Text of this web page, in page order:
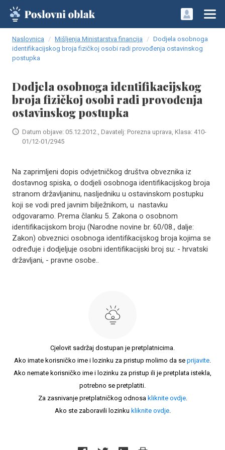
Naslovnica Mišljenja Ministarstva financija
Dodjela osobnoga
identifikacijskog broja fizičkoj osobi radi provođenja ostavinskog
postupka
Dodjela osobnoga identifikacijskog
broja fizičkoj osobi radi provođenja
ostavinskog postupka
Datum objave: 05.12.2012., Davatelj: Porezna uprava, Klasa: 410-
01/12-01/2945
​Na zaprimljeni dopis odvjetničkog društva obveznika iz
dostavnog spiska, o dodjeli osobnoga identifikacijskog broja
stranom državljaninu, nasljedniku u ostavinskom postupku
koji se vodi pred javnim bilježnikom, u nastavku
odgovaramo. Prema članku 5. Zakona o osobnom
identifikacijskom broju (Narodne novine br. 60/08., dalje:
Zakon) obveznici osobnoga identifikacijskog broja kojima se
određuje i dodjeljuje osobni identifikacijski broj su: - hrvatski
državljani, - pravne osobe..
Cjelovit sadržaj dostupan je pretplatnicima.
Ako imate korisničko ime i lozinku za pristup molimo da se prijavite.
Ako nemate korisničko ime i lozinku za pristup ili je pretplata istekla,
potrebno se pretplatiti.
Za zasnivanje pretplatničkog odnosa kliknite ovdje.
Ako ste zaboravili lozinku kliknite ovdje.